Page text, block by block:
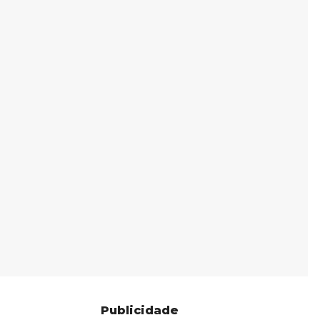
Publicidade